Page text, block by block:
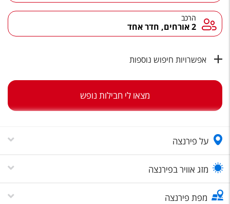
חבילות בריאות וספא
טיסות לחו"ל
מלונות בחו"ל
שירות לקוחות
טופס צור קשר
הרכב הרכב
2 אורחים, חדר אחד
אפשרויות חיפוש נוספות
מצאו לי חבילות נופש
על פירנצה
מזג אוויר בפירנצה
מפת פירנצה